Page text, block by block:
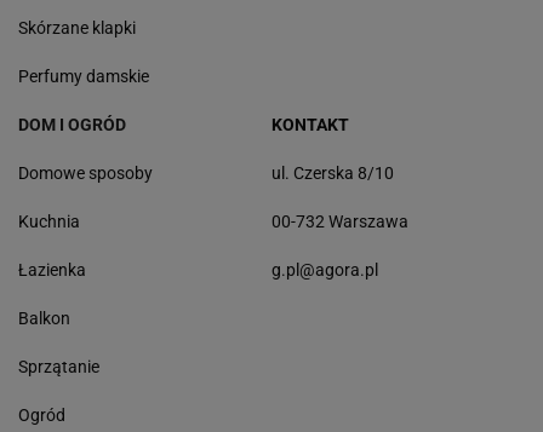
Skórzane klapki
Perfumy damskie
DOM I OGRÓD
Domowe sposoby
Kuchnia
Łazienka
Balkon
Sprzątanie
Ogród
KONTAKT
ul. Czerska 8/10
00-732 Warszawa
g.pl@agora.pl